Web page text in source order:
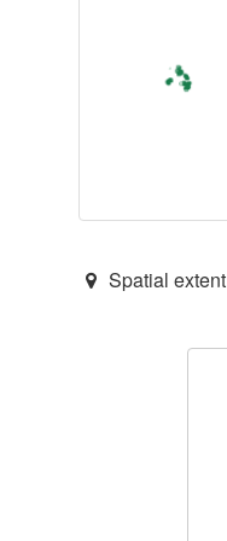
Spatial extent